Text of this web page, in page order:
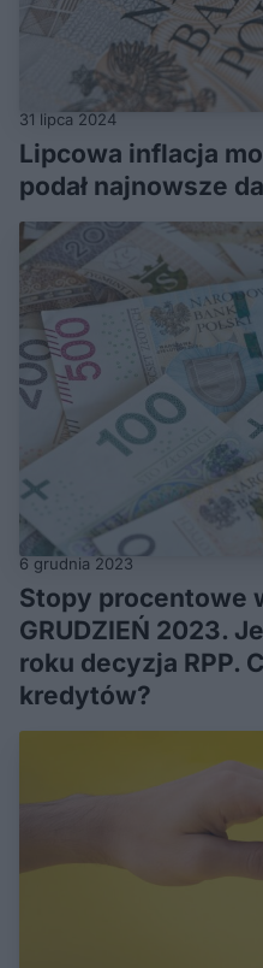
31 lipca 2024
Lipcowa inflacja
podał najnowsze
6 grudnia 2023
Stopy procentowe
GRUDZIEŃ 2023.
roku decyzja RPP.
kredytów?